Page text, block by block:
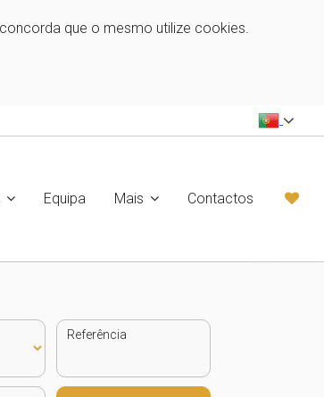
que o mesmo utilize cookies.
Equipa Mais Contactos
Referência